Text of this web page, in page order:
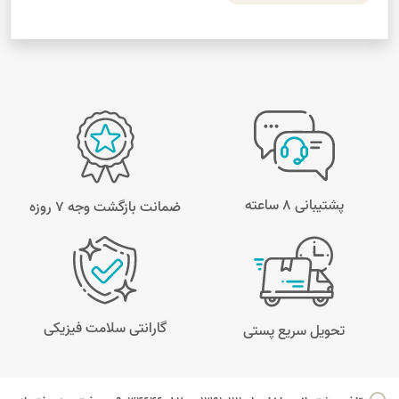
پشتیبانی 8 ساعته ضمانت بازگشت وجه ۷ روزه
تحویل سریع پستی گارانتی سلامت فیزیکی